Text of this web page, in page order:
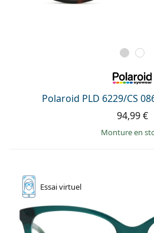
Polaroid PLD 6229/CS
94,99 €
Monture en
Essaivirtuel